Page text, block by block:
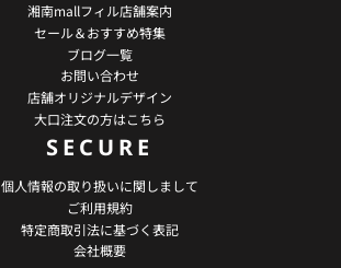
湘南mallフィル店舗案内
セール＆おすすめ特集
ブログ一覧
お問い合わせ
店舗オリジナルデザイン
大口注文の方はこちら
SECURE
個人情報の取り扱いに関しまして
ご利用規約
特定商取引法に基づく表記
会社概要